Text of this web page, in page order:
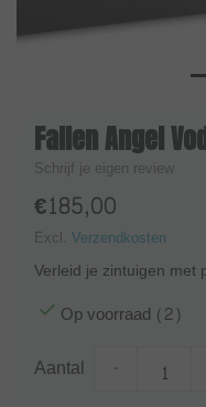
Fallen Angel
Schrijf je eigen review
€185,00
Excl. Verzendkosten
Verleid je zintuigen met
Op voorraad (2)
Aantal